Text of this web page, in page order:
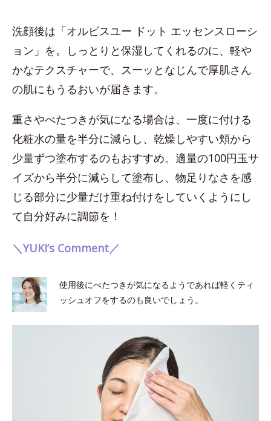
洗顔後は「オルビスユー ドット エッセンスローシ
ョン」を。しっとりと保湿してくれるのに、軽や
かなテクスチャーで、スーッとなじんで厚肌さん
の肌にもうるおいが届きます。
重さやべたつきが気になる場合は、一度に付ける
化粧水の量を半分に減らし、乾燥しやすい頬から
少量ずつ塗布するのもおすすめ。適量の100円玉サ
イズから半分に減らして塗布し、物足りなさを感
じる部分に少量だけ重ね付けをしていくようにし
て自分好みに調節を！
＼YUKI’s Comment／
使用後にべたつきが気になるようであれば軽くティ
ッシュオフをするのも良いでしょう。